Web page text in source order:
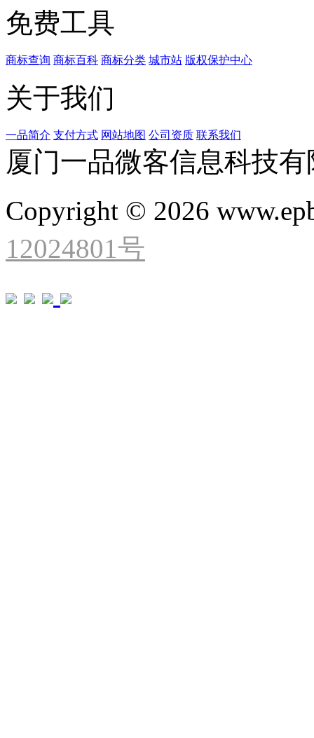
免费工具
商标查询 商标百科 商标分类 城市站 版权保护中心
关于我们
一品简介 支付方式 网站地图 公司资质 联系我们
厦门一品微客信息科技
Copyright © 2026
12024801号